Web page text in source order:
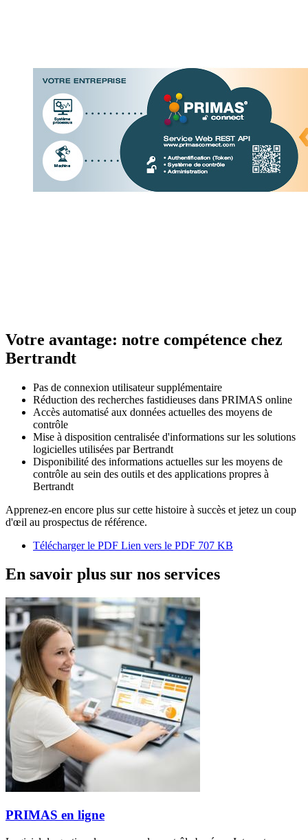
Votre avantage: notre compétence chez
Bertrandt
Pas de connexion utilisateur supplémentaire
Réduction des recherches fastidieuses dans PRIMAS online
Accès automatisé aux données actuelles des moyens de
contrôle
Mise à disposition centralisée d'informations sur les solutions
logicielles utilisées par Bertrandt
Disponibilité des informations actuelles sur les moyens de
contrôle au sein des outils et des applications propres à
Bertrandt
Apprenez-en encore plus sur cette histoire à succès et jetez un coup
d'œil au prospectus de référence.
Télécharger le PDF Lien vers le PDF 707 KB
En savoir plus sur nos services
PRIMAS en ligne